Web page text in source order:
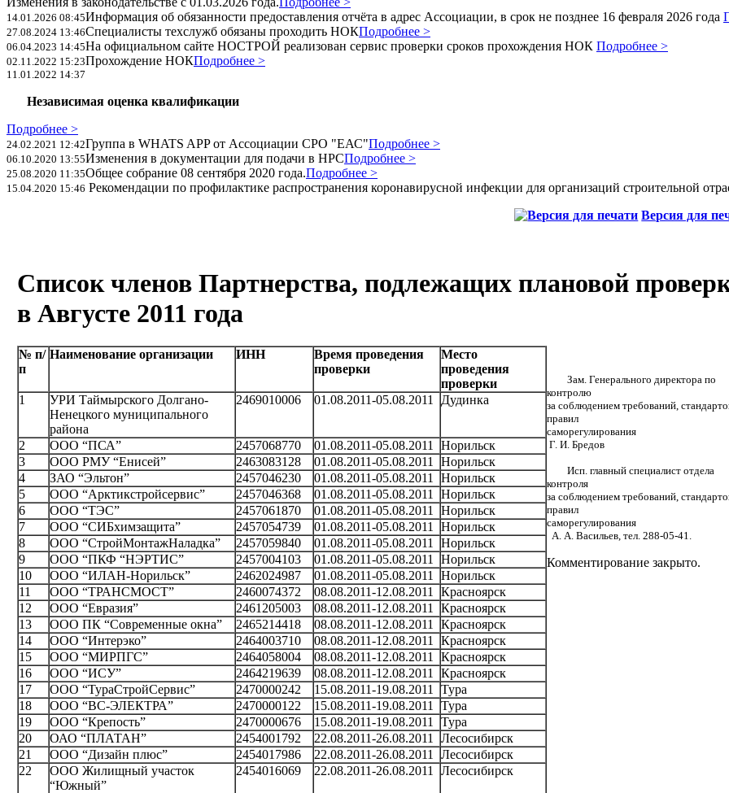
14.01.2026 08:45Информация об обязанности предоставления отчёта в адрес Ассоциации, в срок не позднее 16 февраля 2026 года
27.08.2024 13:46Специалисты техслужб обязаны проходить НОКПодробнее >
06.04.2023 14:45На официальном сайте НОСТРОЙ реализован сервис проверки сроков прохождения НОК Подробнее >
02.11.2022 15:23Прохождение НОКПодробнее >
11.01.2022 14:37
Независимая оценка квалификации
Подробнее >
24.02.2021 12:42Группа в WHATS APP от Ассоциации СРО "ЕАС"Подробнее >
06.10.2020 13:55Изменения в документации для подачи в НРСПодробнее >
25.08.2020 11:35Общее собрание 08 сентября 2020 года.Подробнее >
15.04.2020 15:46 Рекомендации по профилактике распространения коронавирусной инфекции для организаций строительной
Версия для
Список членов Партнерства, подлежащих плановой
в Августе 2011 года
№ п/
п
Наименование организации ИНН
Время проведения
проверки
Место
проведения
проверки
1
УРИ Таймырского Долгано-
Ненецкого муниципального
района
2469010006 01.08.2011-05.08.2011 Дудинка
2 ООО “ПСА” 2457068770 01.08.2011-05.08.2011
Норильск
3
ООО РМУ “Енисей” 2463083128 01.08.2011-05.08.2011
Норильск
4
ЗАО “Эльтон” 2457046230 01.08.2011-05.08.2011
Норильск
5
ООО “Арктикстройсервис” 2457046368 01.08.2011-05.08.2011
Норильск
6
ООО “ТЭС” 2457061870 01.08.2011-05.08.2011
Норильск
7
ООО “СИБхимзащита” 2457054739 01.08.2011-05.08.2011
Норильск
8
ООО “СтройМонтажНаладка” 2457059840 01.08.2011-05.08.2011
Норильск
9
ООО “ПКФ “НЭРТИС” 2457004103 01.08.2011-05.08.2011
Норильск
10
ООО “ИЛАН-Норильск” 2462024987 01.08.2011-05.08.2011
Норильск
11
ООО “ТРАНСМОСТ” 2460074372 08.08.2011-12.08.2011
Красноярск
12
ООО “Евразия” 2461205003 08.08.2011-12.08.2011
Красноярск
13
ООО ПК “Современные окна” 2465214418 08.08.2011-12.08.2011
Красноярск
14
ООО “Интерэко” 2464003710 08.08.2011-12.08.2011
Красноярск
15
ООО “МИРПГС” 2464058004 08.08.2011-12.08.2011
Красноярск
16
ООО “ИСУ” 2464219639 08.08.2011-12.08.2011
Красноярск
17
ООО “ТураСтройСервис” 2470000242 15.08.2011-19.08.2011
Тура
18
ООО “ВС-ЭЛЕКТРА” 2470000122 15.08.2011-19.08.2011
Тура
19
ООО “Крепость” 2470000676 15.08.2011-19.08.2011
Тура
20
ОАО “ПЛАТАН” 2454001792 22.08.2011-26.08.2011
Лесосибирск
21
ООО “Дизайн плюс” 2454017986 22.08.2011-26.08.2011
Лесосибирск
22
ООО Жилищный участок
“Южный”
2454016069 22.08.2011-26.08.2011 Лесосибирск
Зам. Генерального директора по
контролю
за соблюдением требований,
правил
Г. И. Бредов
Исп. главный специалист отдела
контроля
за соблюдением требований,
правил
А. А. Васильев, тел. 288-05-41.
Комментирование закрыто.